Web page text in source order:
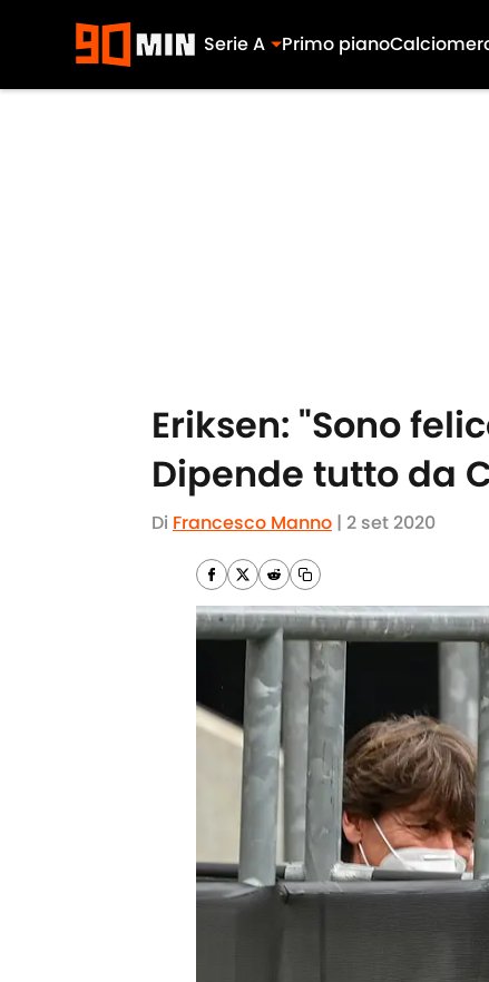
Serie A Primo piano
Eriksen: "Sono
Dipende tutto da
Di Francesco Manno | 2 set 2020